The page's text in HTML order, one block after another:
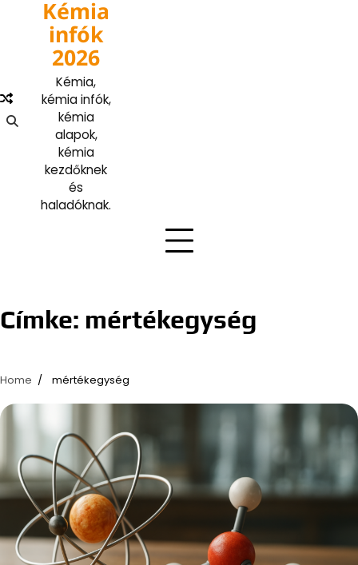
Kémia
infók
2026
Kémia,
kémia infók,
kémia
alapok,
kémia
kezdőknek
és
haladóknak.
Címke: mértékegység
Home mértékegység